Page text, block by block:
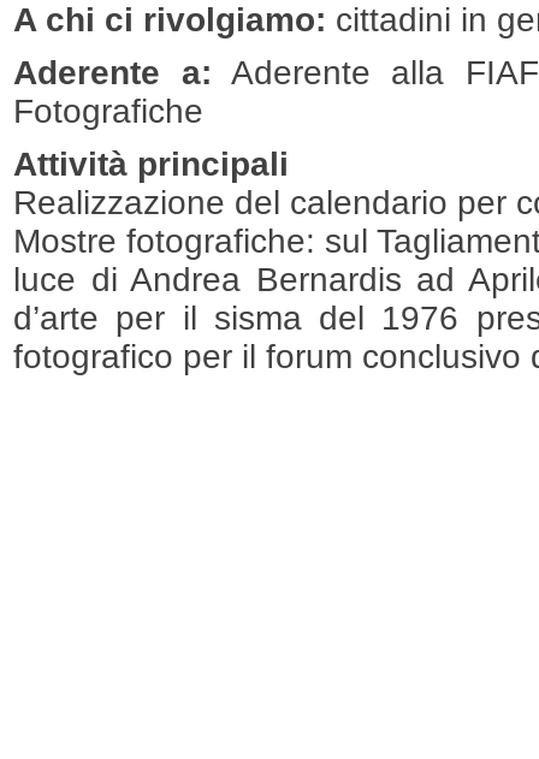
A chi ci rivolgiamo: cittadini in
Aderente a: Aderente alla
Fotografiche
Attività principali
Realizzazione del calendario per
Mostre fotografiche: sul
luce di Andrea Bernardis ad
d’arte per il sisma del 1976
fotografico per il forum conclusivo